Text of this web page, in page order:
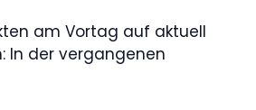
am Vortag auf aktuell
In der vergangenen